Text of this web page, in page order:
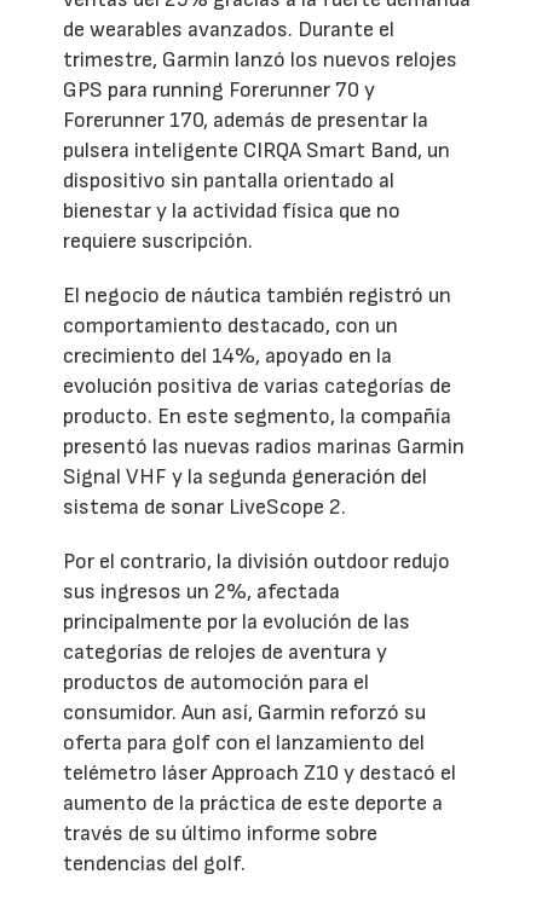
de wearables avanzados. Durante el
trimestre, Garmin lanzó los nuevos relojes
GPS para running Forerunner 70 y
Forerunner 170, además de presentar la
pulsera inteligente CIRQA Smart Band, un
dispositivo sin pantalla orientado al
bienestar y la actividad física que no
requiere suscripción.
El negocio de náutica también registró un
comportamiento destacado, con un
crecimiento del 14%, apoyado en la
evolución positiva de varias categorías de
producto. En este segmento, la compañía
presentó las nuevas radios marinas Garmin
Signal VHF y la segunda generación del
sistema de sonar LiveScope 2.
Por el contrario, la división outdoor redujo
sus ingresos un 2%, afectada
principalmente por la evolución de las
categorías de relojes de aventura y
productos de automoción para el
consumidor. Aun así, Garmin reforzó su
oferta para golf con el lanzamiento del
telémetro láser Approach Z10 y destacó el
aumento de la práctica de este deporte a
través de su último informe sobre
tendencias del golf.